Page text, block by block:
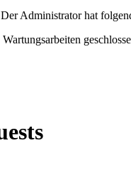
»RE: Eingangshalle
Administrator hat